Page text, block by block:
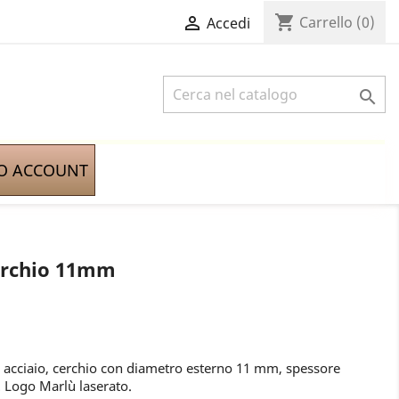
 Accedi shopping_cart Carrello (0)

ACCOUNT
11mm
cerchio con diametro esterno 11 mm, spessore
Logo Marlù laserato.